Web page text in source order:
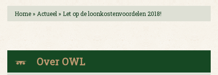
Home» Actueel » Let op de loonkostenvoordelen 2018!
Over OWL